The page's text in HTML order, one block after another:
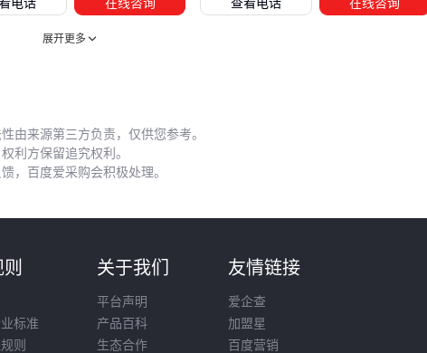
噪耳塞
和化学品防护手套
，既能保障安全，也能降低因操
作失误导致的设备损伤风险。
补齐系统短板。每次设备更新时，不妨用当前物料的实际表现
校准下一轮采购参数。
电话 在线咨询 查看电话 在线咨询
展开更多
由来源第三方负责，仅供您参考。
利方保留追究权利。
，百度爱采购会积极处理。
标准
则
关于我们
平台声明
产品百科
生态合作
友情链接
爱企查
加盟星
百度营销